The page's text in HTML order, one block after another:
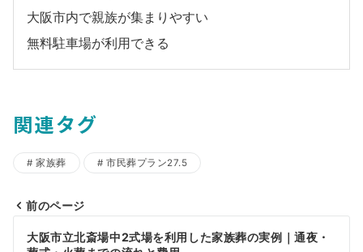
大阪市内で親族が集まりやすい
無料駐車場が利用できる
関連タグ
家族葬 市民葬プラン27.5
投
前のページ
大阪市立北斎場中2式場を利用した家族葬の実例｜通夜・